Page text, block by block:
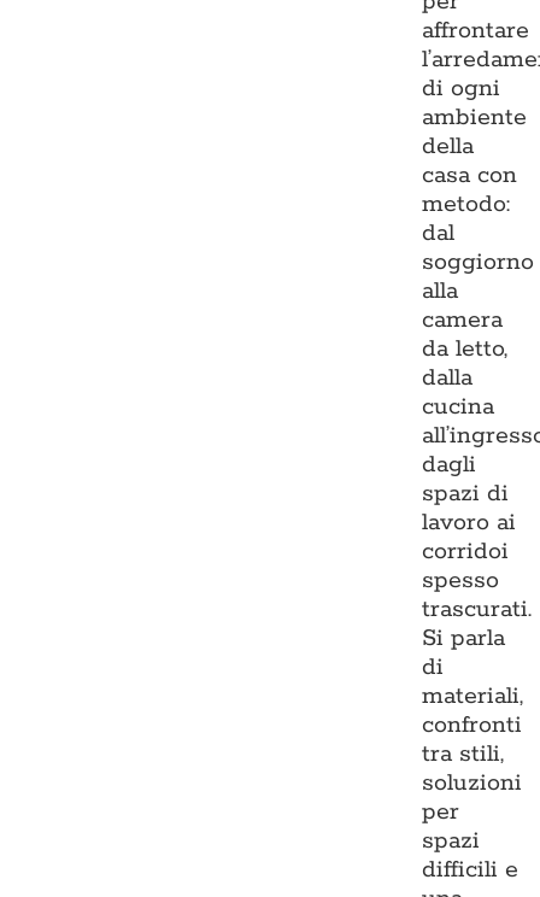
affrontare
di ogni
ambiente
della
casa con
metodo:
dal
soggiorno
alla
camera
da letto,
dalla
cucina
dagli
spazi di
lavoro ai
corridoi
spesso
trascurati.
Si parla
di
materiali,
confronti
tra stili,
soluzioni
per
spazi
difficili e